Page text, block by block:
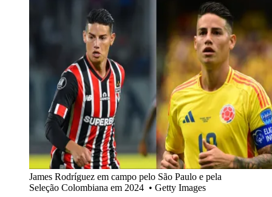
James Rodríguez em campo pelo São Paulo e pela
Seleção Colombiana em 2024 • Getty Images